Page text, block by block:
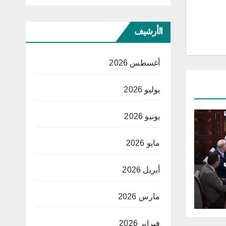
الأرشيف
أغسطس 2026
يوليو 2026
يونيو 2026
مايو 2026
أبريل 2026
مارس 2026
فبراير 2026